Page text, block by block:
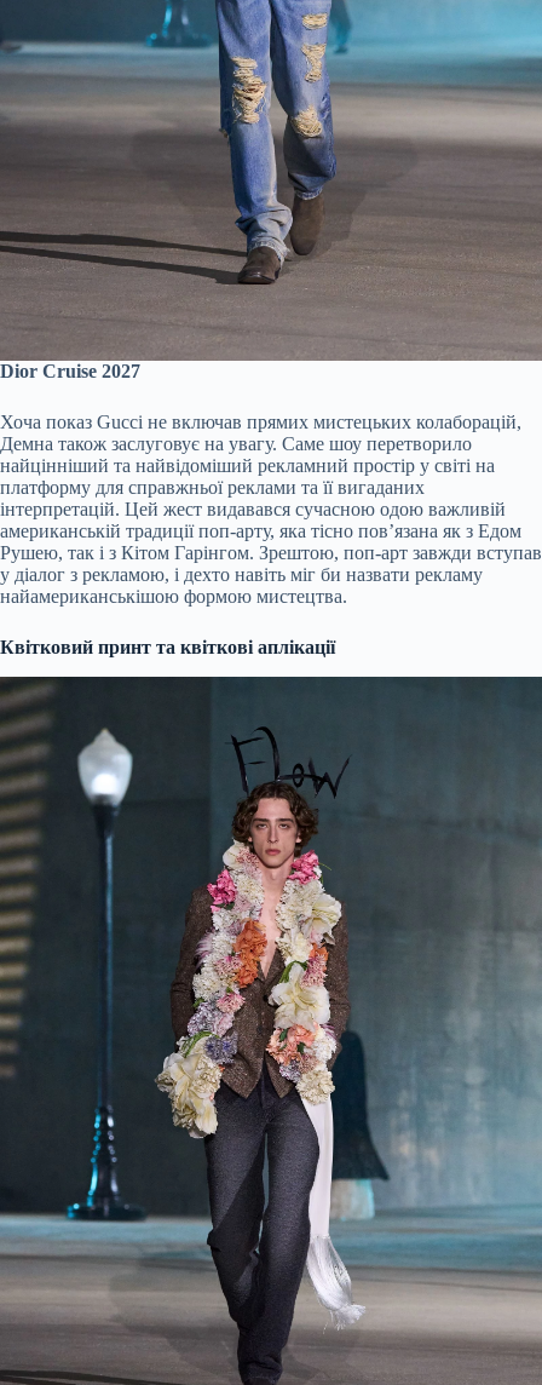
Dior Cruise 2027
Хоча показ Gucci не включав прямих мистецьких колаборацій,
Демна також заслуговує на увагу. Саме шоу перетворило
найцінніший та найвідоміший рекламний простір у світі на
платформу для справжньої реклами та її вигаданих
інтерпретацій. Цей жест видавався сучасною одою важливій
американській традиції поп-арту, яка тісно пов’язана як з Едом
Рушею, так і з Кітом Гарінгом. Зрештою, поп-арт завжди вступав
у діалог з рекламою, і дехто навіть міг би назвати рекламу
найамериканськішою формою мистецтва.
Квітковий принт та квіткові аплікації